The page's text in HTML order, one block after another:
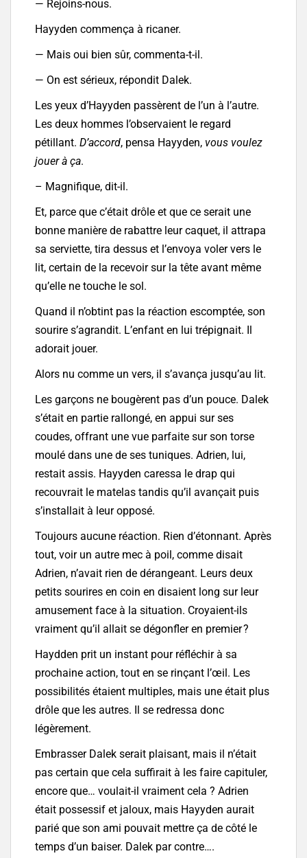
— Rejoins-nous.
Hayyden commença à ricaner.
— Mais oui bien sûr, commenta-t-il.
— On est sérieux, répondit Dalek.
Les yeux d’Hayyden passèrent de l’un à l’autre.
Les deux hommes l’observaient le regard
pétillant. D’accord, pensa Hayyden, vous voulez
jouer à ça.
– Magnifique, dit-il.
Et, parce que c’était drôle et que ce serait une
bonne manière de rabattre leur caquet, il attrapa
sa serviette, tira dessus et l’envoya voler vers le
lit, certain de la recevoir sur la tête avant même
qu’elle ne touche le sol.
Quand il n’obtint pas la réaction escomptée, son
sourire s’agrandit. L’enfant en lui trépignait. Il
adorait jouer.
Alors nu comme un vers, il s’avança jusqu’au lit.
Les garçons ne bougèrent pas d’un pouce. Dalek
s’était en partie rallongé, en appui sur ses
coudes, offrant une vue parfaite sur son torse
moulé dans une de ses tuniques. Adrien, lui,
restait assis. Hayyden caressa le drap qui
recouvrait le matelas tandis qu’il avançait puis
s’installait à leur opposé.
Toujours aucune réaction. Rien d’étonnant. Après
tout, voir un autre mec à poil, comme disait
Adrien, n’avait rien de dérangeant. Leurs deux
petits sourires en coin en disaient long sur leur
amusement face à la situation. Croyaient-ils
vraiment qu’il allait se dégonfler en premier ?
Haydden prit un instant pour réfléchir à sa
prochaine action, tout en se rinçant l’œil. Les
possibilités étaient multiples, mais une était plus
drôle que les autres. Il se redressa donc
légèrement.
Embrasser Dalek serait plaisant, mais il n’était
pas certain que cela suffirait à les faire capituler,
encore que… voulait-il vraiment cela ? Adrien
était possessif et jaloux, mais Hayyden aurait
parié que son ami pouvait mettre ça de côté le
temps d’un baiser. Dalek par contre….